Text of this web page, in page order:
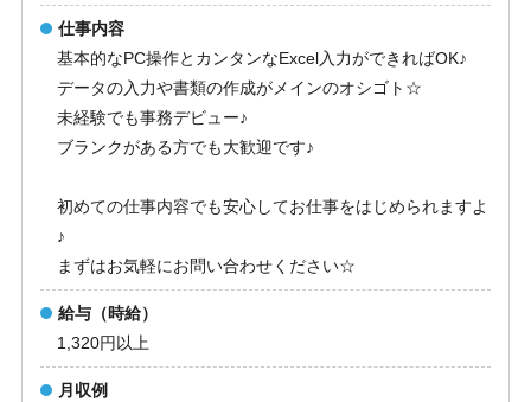
仕事内容
基本的なPC操作とカンタンなExcel入力ができればOK♪
データの入力や書類の作成がメインのオシゴト☆
未経験でも事務デビュー♪
ブランクがある方でも大歓迎です♪
初めての仕事内容でも安心してお仕事をはじめられますよ
♪
まずはお気軽にお問い合わせください☆
給与（時給）
1,320円以上
月収例